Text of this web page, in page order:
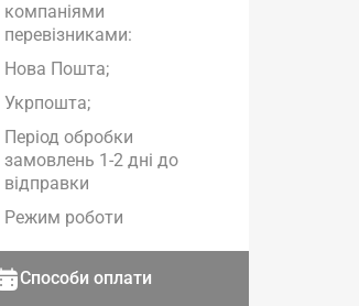
компаніями
перевізниками:
Нова Пошта;
Укрпошта;
Період обробки
замовлень 1-2 дні до
відправки
Режим роботи
Способи оплати